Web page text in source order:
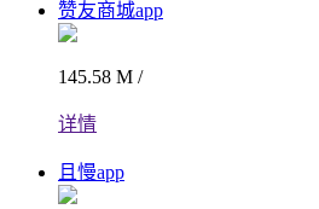
赞友商城app
145.58 M /
详情
且慢app